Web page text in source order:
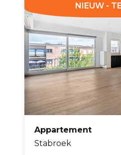
NIEUW -
Appartement
Stabroek